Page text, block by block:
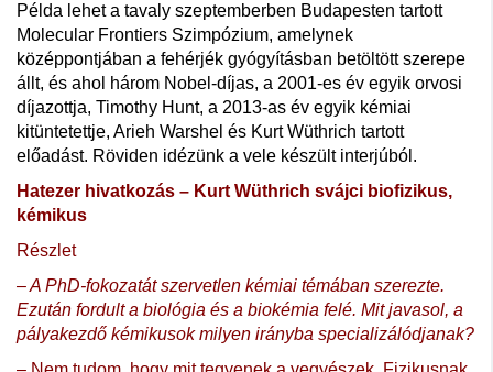
Példa lehet a tavaly szeptemberben Budapesten tartott
Molecular Frontiers Szimpózium, amelynek
középpontjában a fehérjék gyógyításban betöltött szerepe
állt, és ahol három Nobel-díjas, a 2001-es év egyik orvosi
díjazottja, Timothy Hunt, a 2013-as év egyik kémiai
kitüntetettje, Arieh Warshel és Kurt Wüthrich tartott
előadást. Röviden idézünk a vele készült interjúból.
Hatezer hivatkozás – Kurt Wüthrich svájci biofizikus,
kémikus
Részlet
– A PhD-fokozatát szervetlen kémiai témában szerezte.
Ezután fordult a biológia és a biokémia felé. Mit javasol, a
pályakezdő kémikusok milyen irányba specializálódjanak?